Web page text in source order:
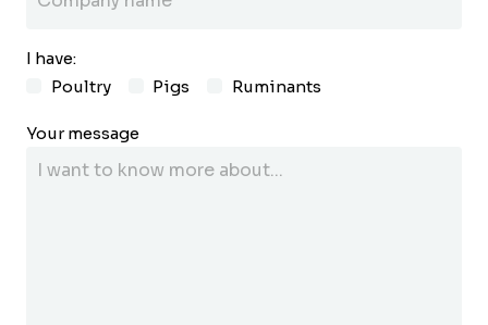
I have:
Poultry
Pigs Ruminants
Your message